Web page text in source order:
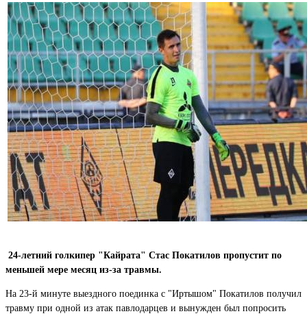
24-летний голкипер "Кайрата" Стас Покатилов пропустит по
меньшей мере месяц из-за травмы.
На 23-й минуте выездного поединка с "Иртышом" Покатилов получил
травму при одной из атак павлодарцев и вынужден был попросить